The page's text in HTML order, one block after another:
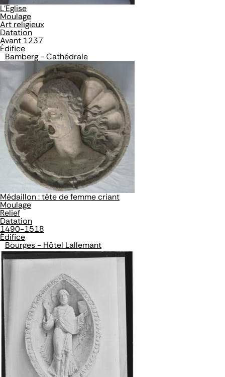
L'Eglise
Moulage
Art religieux
Datation
Avant 1237
Édifice
Bamberg - Cathédrale
Médaillon : tête de femme criant
Moulage
Relief
Datation
1490-1518
Édifice
Bourges - Hôtel Lallemant